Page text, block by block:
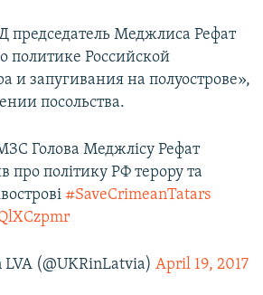
председатель Меджлиса Рефат
политике Российской
и запугивания на полуострове»,
посольства.
Голова Меджлісу Рефат
про політику РФ терору та
#SaveCrimeanTatars
(@UKRinLatvia) April 19, 2017